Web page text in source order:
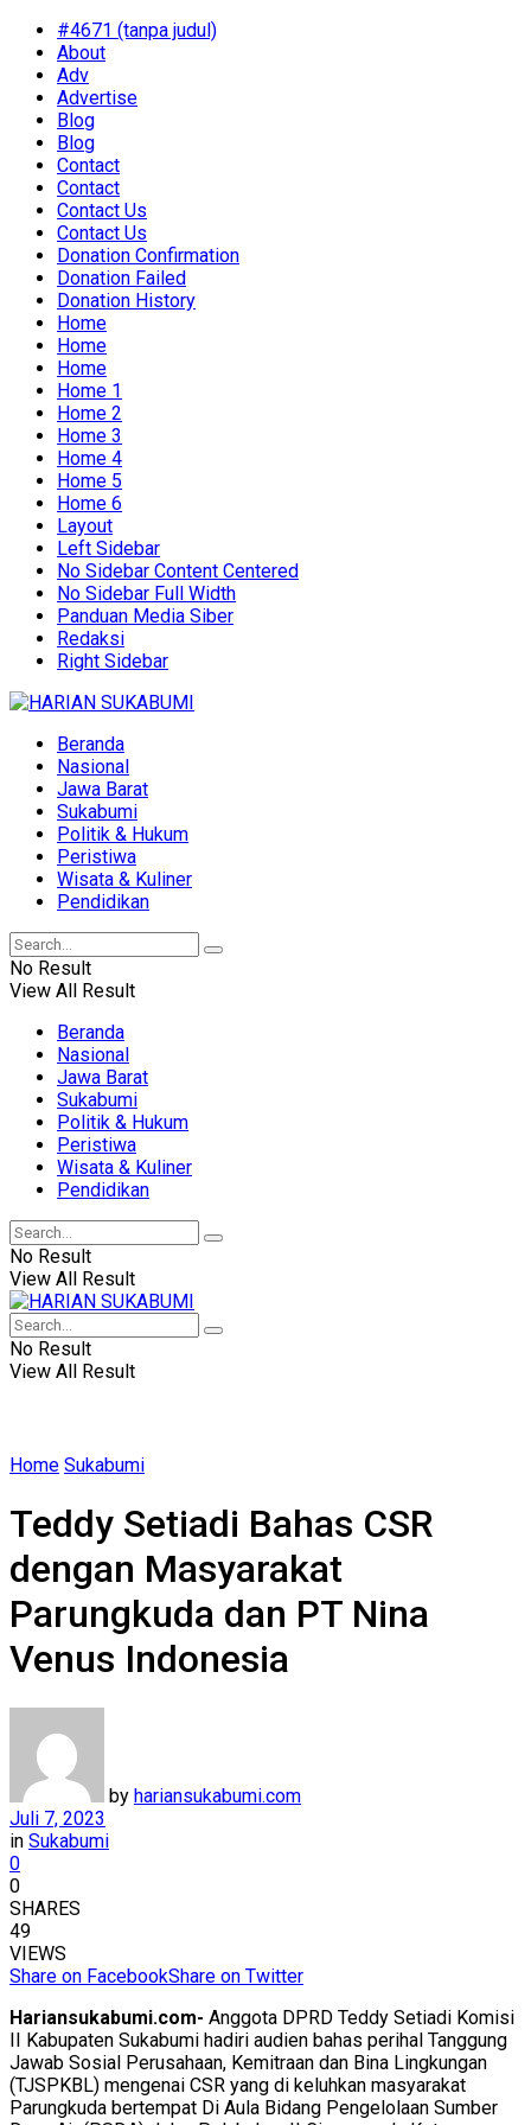
#4671 (tanpa judul)
About
Adv
Advertise
Blog
Blog
Contact
Contact
Contact Us
Contact Us
Donation Confirmation
Donation Failed
Donation History
Home
Home
Home
Home 1
Home 2
Home 3
Home 4
Home 5
Home 6
Layout
Left Sidebar
No Sidebar Content Centered
No Sidebar Full Width
Panduan Media Siber
Redaksi
Right Sidebar
Beranda
Nasional
Jawa Barat
Sukabumi
Politik & Hukum
Peristiwa
Wisata & Kuliner
Pendidikan
No Result
View All Result
Beranda
Nasional
Jawa Barat
Sukabumi
Politik & Hukum
Peristiwa
Wisata & Kuliner
Pendidikan
No Result
View All Result
No Result
View All Result
Home Sukabumi
Teddy Setiadi Bahas CSR
dengan Masyarakat
Parungkuda dan PT Nina
Venus Indonesia
by hariansukabumi.com
Juli 7, 2023
in Sukabumi
0
0
SHARES
49
VIEWS
Share on FacebookShare on Twitter
Hariansukabumi.com- Anggota DPRD Teddy Setiadi Komisi
II Kabupaten Sukabumi hadiri audien bahas perihal Tanggung
Jawab Sosial Perusahaan, Kemitraan dan Bina Lingkungan
(TJSPKBL) mengenai CSR yang di keluhkan masyarakat
Parungkuda bertempat Di Aula Bidang Pengelolaan Sumber